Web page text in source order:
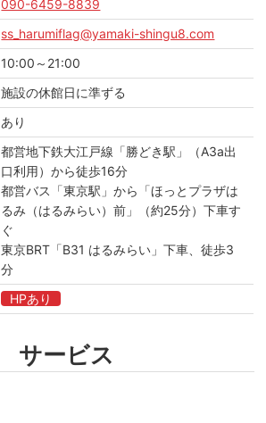
090-6459-8839
ss_harumiflag@yamaki-shingu8.com
10:00～21:00
施設の休館日に準ずる
あり
都営地下鉄大江戸線「勝どき駅」（A3a出
口利用）から徒歩16分
都営バス「東京駅」から「ほっとプラザは
るみ（はるみらい）前」（約25分）下車す
ぐ
東京BRT「B31 はるみらい」下車、徒歩3
分
HPあり
サービス